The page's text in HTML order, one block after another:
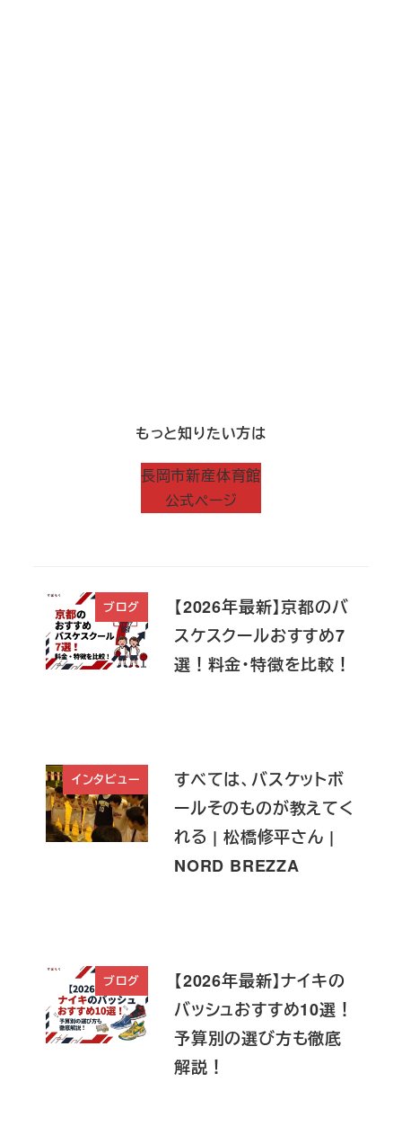
もっと知りたい方は
長岡市新産体育館
公式ページ
ブログ
【2026年最新】京都のバ
スケスクールおすすめ7
選！料金・特徴を比較！
インタビュー
すべては、バスケットボ
ールそのものが教えてく
れる | 松橋修平さん |
NORD BREZZA
ブログ
【2026年最新】ナイキの
バッシュおすすめ10選！
予算別の選び方も徹底
解説！